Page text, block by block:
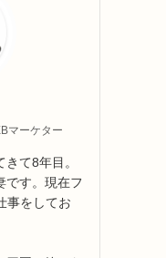
マーケター
て8年目。
です。現在フ
事をしてお